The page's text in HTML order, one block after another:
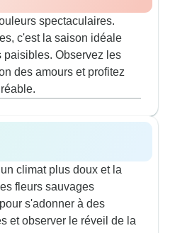
spectaculaires.
c'est la saison idéale
paisibles. Observez les
des amours et profitez
climat plus doux et la
fleurs sauvages
s'adonner à des
et observer le réveil de la